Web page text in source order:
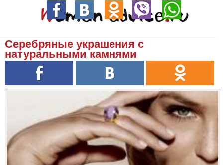
Серебряные украшения с
натуральными камнями